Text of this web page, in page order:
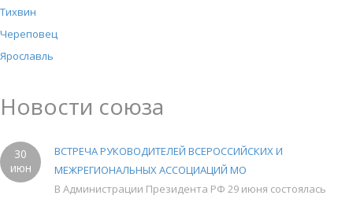
Тихвин
Череповец
Ярославль
Новости союза
30
июн
ВСТРЕЧА РУКОВОДИТЕЛЕЙ ВСЕРОССИЙСКИХ И
МЕЖРЕГИОНАЛЬНЫХ АССОЦИАЦИЙ МО
В Администрации Президента РФ 29 июня состоялась